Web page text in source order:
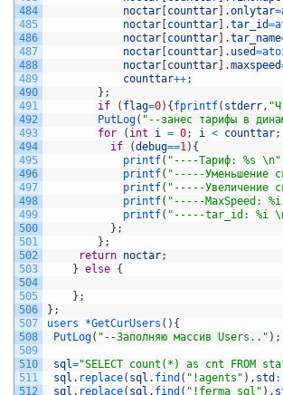
484
485
486
487
488
489
490
491
492
493
494
495
496
497
498
499
500
501
502
503
504
505
506
507
508
509
510
511
512
noctar counttar .onlytar=
noctar counttar .tar_id=
noctar counttar .tar_name
noctar counttar . used=
noctar counttar .maxspeed
counttar++;
} ;
if
( flag=0) { fprintf( stderr,
PutLog( "--занес тарифы в
for
( int i = 0; i < counttar;
if
(debug==1) {
printf( "----Тариф: %s \n"
printf( "-----Уменьшение
printf( "-----Увеличение
printf( "-----MaxSpeed:
printf( "-----tar_id: %i
} ;
} ;
return noctar;
} else {
} ;
} ;
users *GetCurUsers ( ) {
PutLog( "--Заполняю массив Users.." ) ;
sql="SELECT count(*) as cnt FROM
sql . replace( sql . find ( "!agents" ) , std
sql . replace( sql . find ( "!ferma_sql" ) ,